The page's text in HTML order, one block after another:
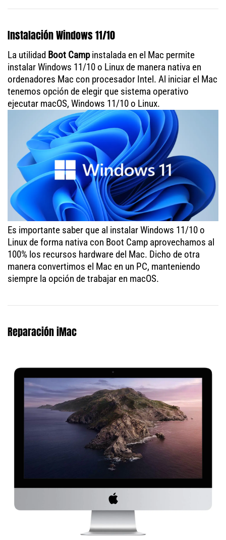
Instalación Windows 11/10
La utilidad Boot Campinstalada en el Mac permite
instalar Windows 11/10 o Linux de manera nativa en
ordenadores Mac con procesador Intel. Al iniciar el Mac
tenemos opción de elegir que sistema operativo
ejecutar macOS, Windows 11/10 o Linux.
Es importante saber que al instalar Windows 11/10 o
Linux de forma nativa con Boot Camp aprovechamos al
100% los recursos hardware del Mac. Dicho de otra
manera convertimos el Mac en un PC, manteniendo
siempre la opción de trabajar en macOS.
Reparación iMac